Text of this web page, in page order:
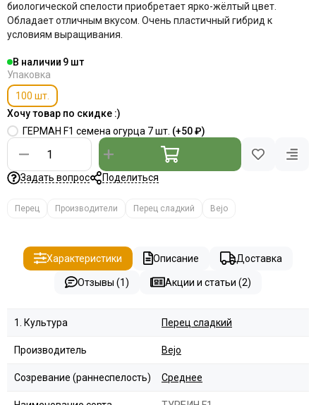
биологической спелости приобретает ярко-жёлтый цвет.
Обладает отличным вкусом. Очень пластичный гибрид к
условиям выращивания.
В наличии 9
Упаковка
100 шт.
Хочу товар по скидке :)
ГЕРМАН F1 семена огурца 7 шт. (+50 ₽)
Задать вопрос Поделиться
Перец Производители Перец сладкий Bejo
Характеристики Описание Доставка
Отзывы (1) Акции и статьи (2)
1. Культура Перец сладкий
Производитель Bejo
Созревание (раннеспелость) Среднее